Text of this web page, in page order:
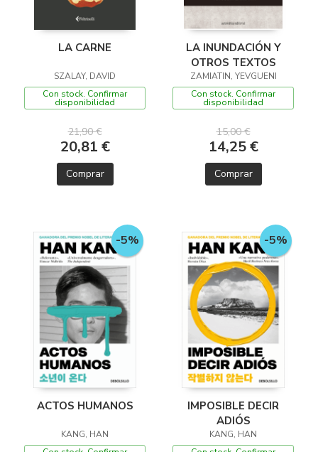
LA CARNE
SZALAY, DAVID
Con stock. Confirmar
disponibilidad
21,90 €
20,81 €
Comprar
LA INUNDACIÓN Y
OTROS TEXTOS
ZAMIATIN, YEVGUENI
Con stock. Confirmar
disponibilidad
15,00 €
14,25 €
Comprar
-5%
ACTOS HUMANOS
KANG, HAN
-5%
IMPOSIBLE DECIR
ADIÓS
KANG, HAN